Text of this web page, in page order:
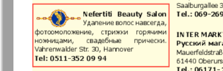
13
Novije Semljaki
Partner Partner-